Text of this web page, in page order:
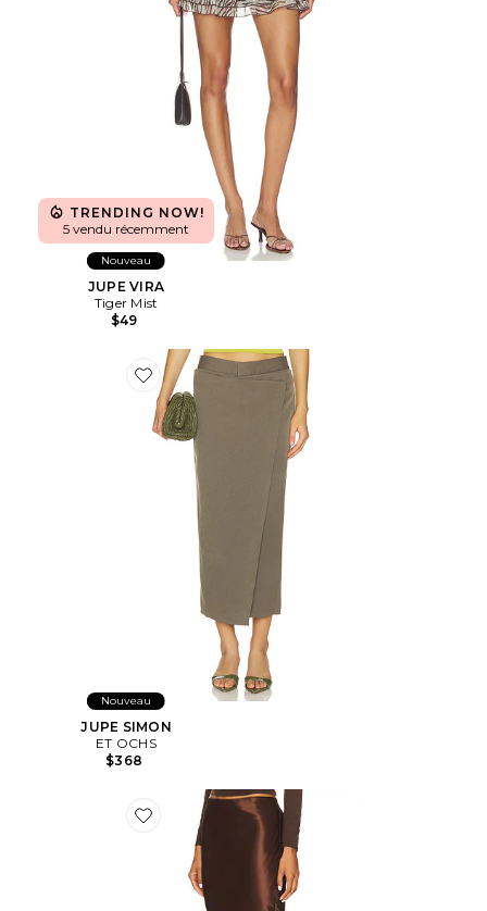
TRENDING NOW!
5 vendu récemment
Nouveau
JUPE VIRA
Tiger Mist
$49
Favorite JUPE SIMON
Nouveau
JUPE SIMON
ET OCHS
$368
Favorite JUPE LONGUE MAYA